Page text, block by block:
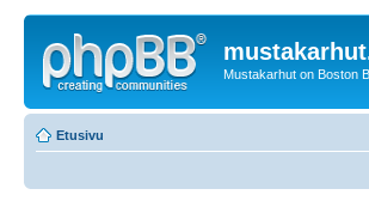
Mustakarhut on Boston
Etusivu